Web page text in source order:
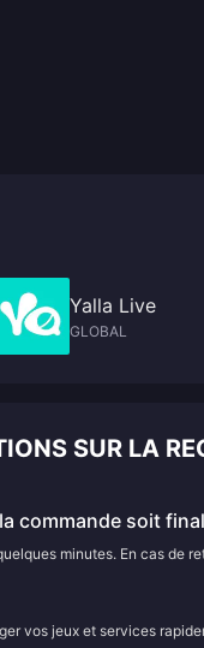
Yalla Live
GLOBAL
SUR LA
commande soit
minutes. En cas de
vos jeux et services